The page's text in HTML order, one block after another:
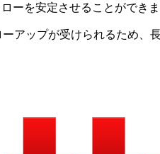
ーを安定させることができ
アップが受けられるため、